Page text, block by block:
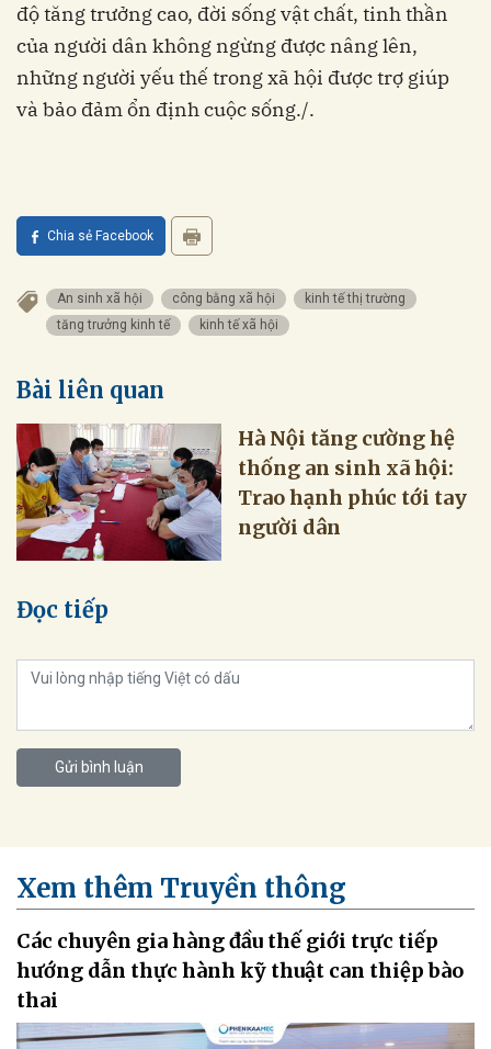
độ tăng trưởng cao, đời sống vật chất, tinh thần
của người dân không ngừng được nâng lên,
những người yếu thế trong xã hội được trợ giúp
và bảo đảm ổn định cuộc sống./.
Chia sẻ Facebook
An sinh xã hội công bằng xã hội
kinh tế thị trường
tăng trưởng kinh tế
kinh tế xã hội
Bài liên quan
Hà Nội tăng cường hệ
thống an sinh xã hội:
Trao hạnh phúc tới tay
người dân
Đọc tiếp
Gửi bình luận
Xem thêm Truyền thông
Các chuyên gia hàng đầu thế giới trực tiếp
hướng dẫn thực hành kỹ thuật can thiệp bào
thai